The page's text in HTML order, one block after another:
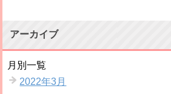
アーカイブ
月別一覧
2022年3月